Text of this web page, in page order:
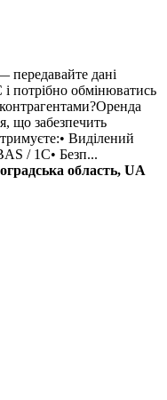
дані
потрібно обмінюватись
що забезпечить
Виділений
/ 1C• Безп...
область, UA